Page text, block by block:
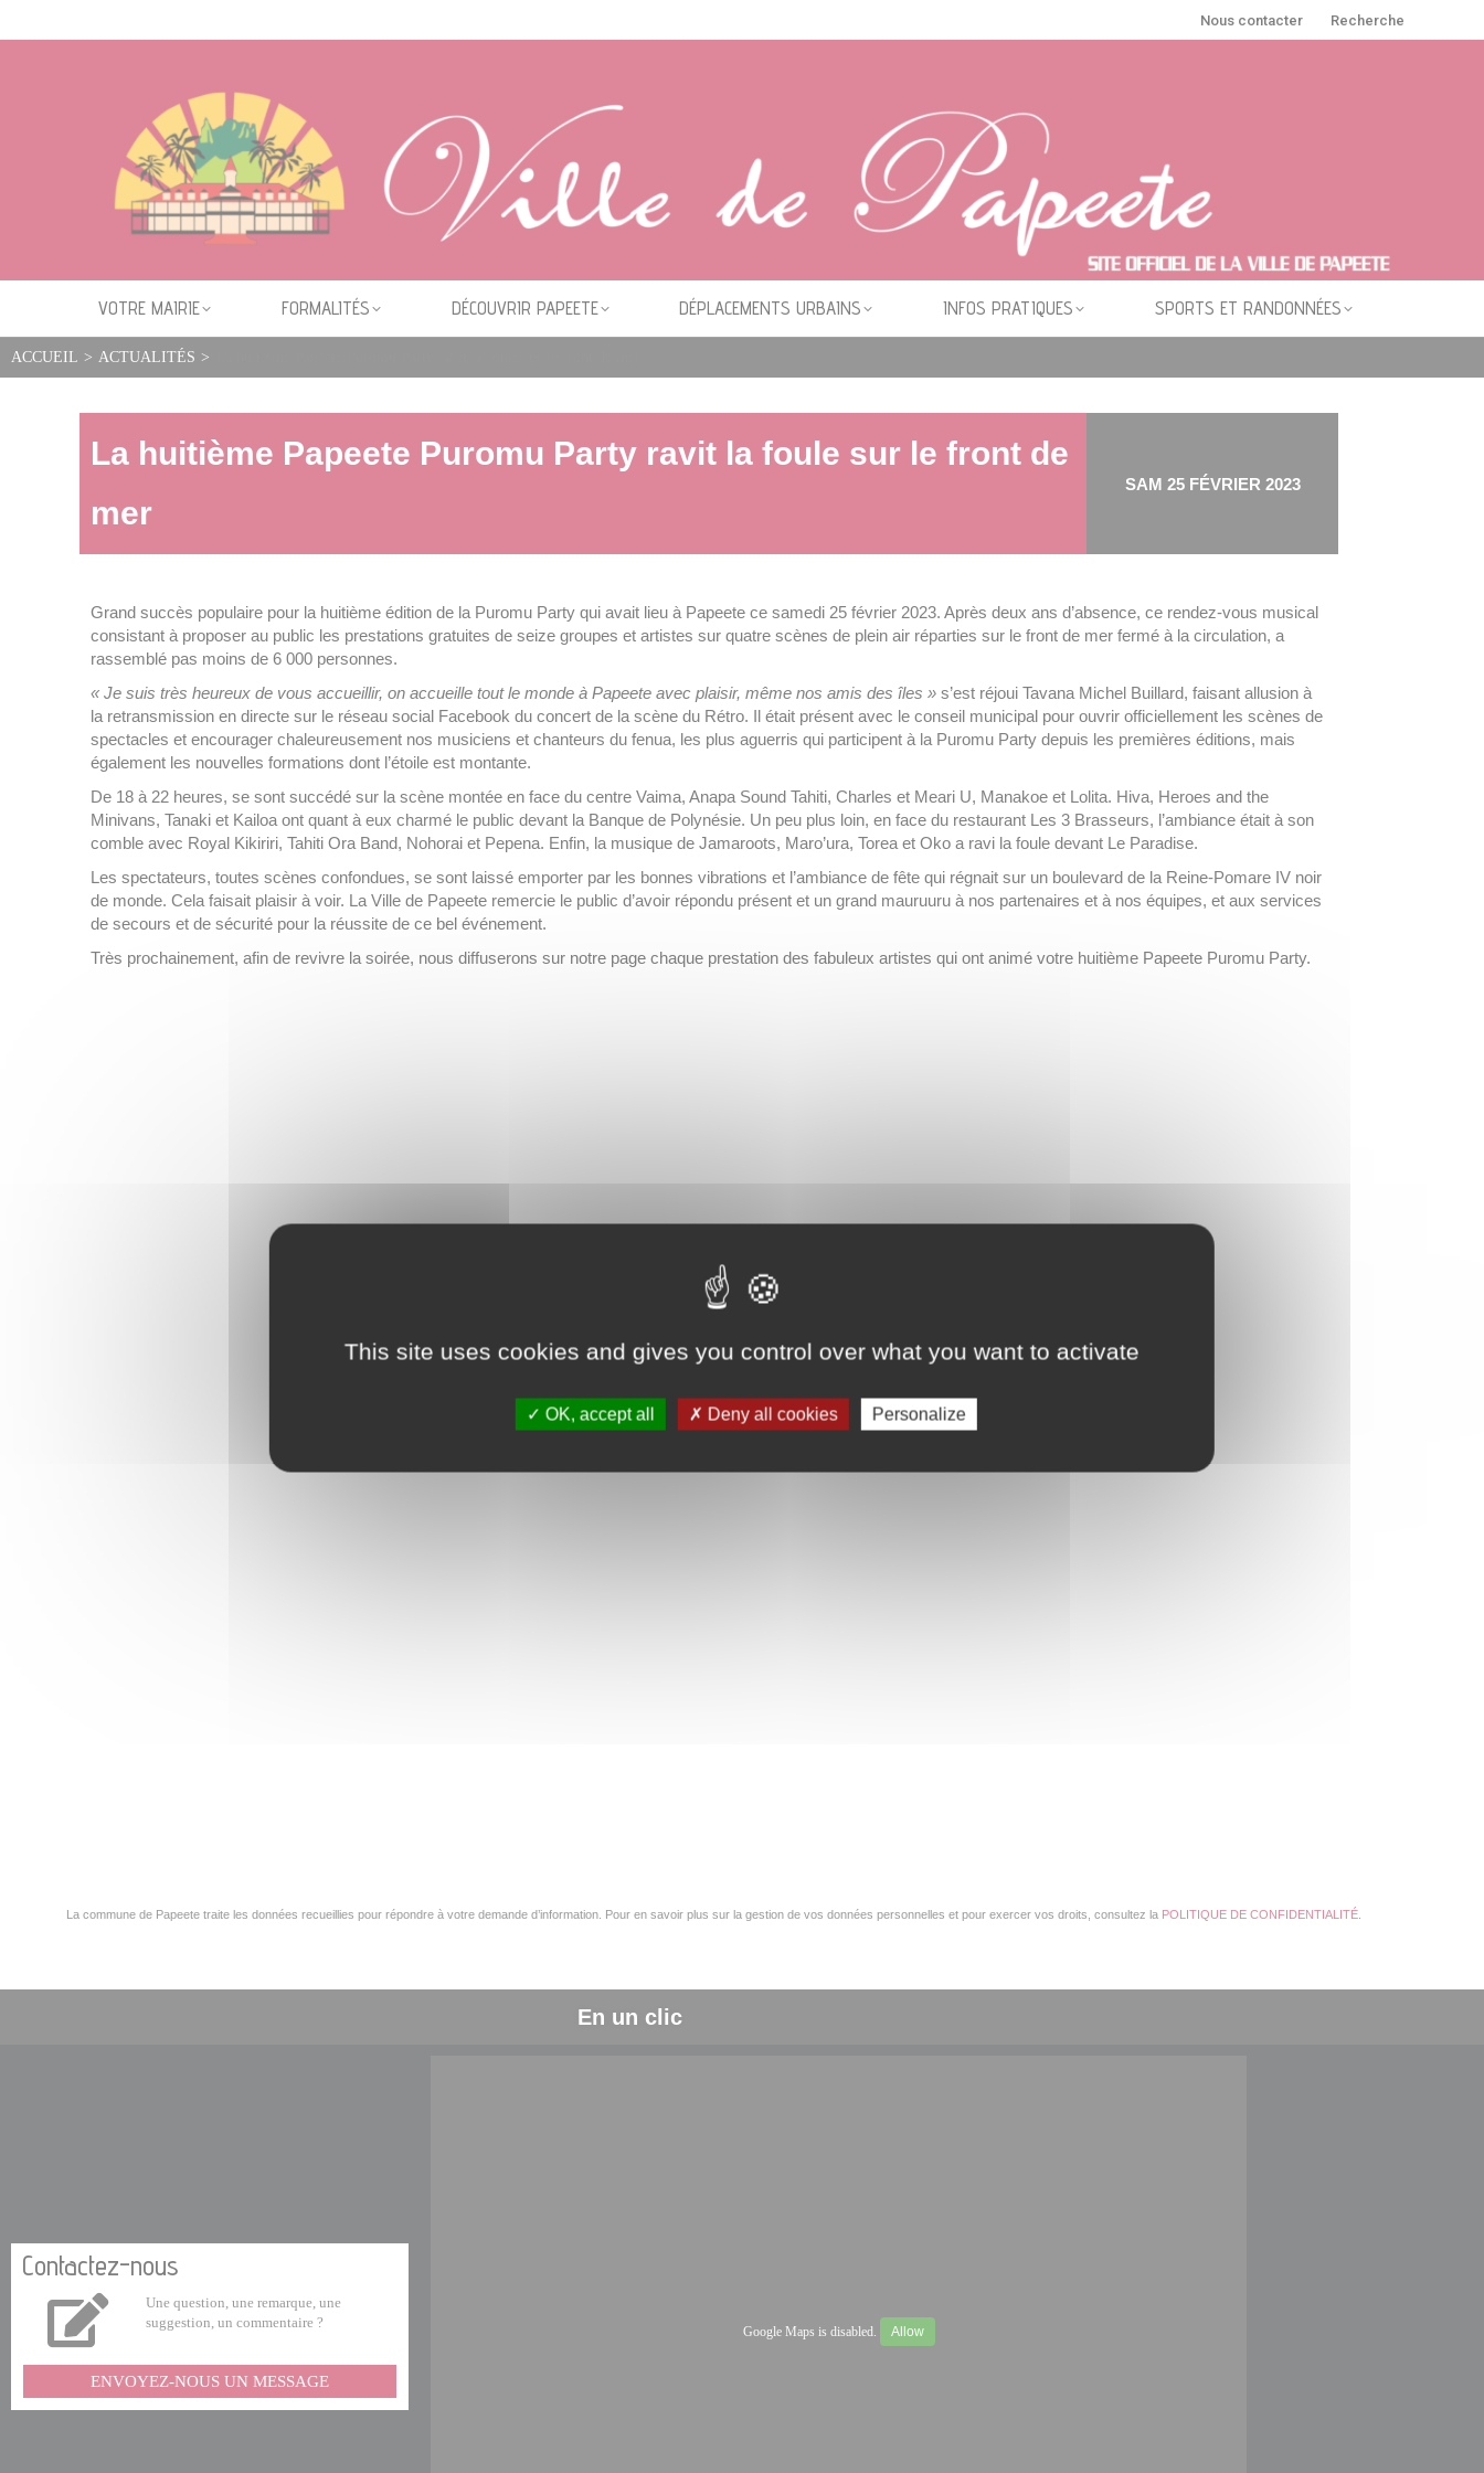
Nous contacter Recherche
VOTRE MAIRIE FORMALITÉS DÉCOUVRIR PAPEETE DÉPLACEMENTS URBAINS INFOS PRATIQUES SPORTS ET RANDONNÉES
ACCUEIL > ACTUALITÉS >
La huitième Papeete Puromu Party ravit la foule sur le front de
mer
SAM 25 FÉVRIER 2023
Grand succès populaire pour la huitième édition de la Puromu Party qui avait lieu à Papeete ce samedi 25 février 2023. Après deux ans d’absence, ce rendez-vous musical
consistant à proposer au public les prestations gratuites de seize groupes et artistes sur quatre scènes de plein air réparties sur le front de mer fermé à la circulation, a
rassemblé pas moins de 6 000 personnes.
« Je suis très heureux de vous accueillir, on accueille tout le monde à Papeete avec plaisir, même nos amis des îles » s’est réjoui Tavana Michel Buillard, faisant allusion à
la retransmission en directe sur le réseau social Facebook du concert de la scène du Rétro. Il était présent avec le conseil municipal pour ouvrir officiellement les scènes de
spectacles et encourager chaleureusement nos musiciens et chanteurs du fenua, les plus aguerris qui participent à la Puromu Party depuis les premières éditions, mais
également les nouvelles formations dont l’étoile est montante.
De 18 à 22 heures, se sont succédé sur la scène montée en face du centre Vaima, Anapa Sound Tahiti, Charles et Meari U, Manakoe et Lolita. Hiva, Heroes and the
Minivans, Tanaki et Kailoa ont quant à eux charmé le public devant la Banque de Polynésie. Un peu plus loin, en face du restaurant Les 3 Brasseurs, l’ambiance était à son
comble avec Royal Kikiriri, Tahiti Ora Band, Nohorai et Pepena. Enfin, la musique de Jamaroots, Maro’ura, Torea et Oko a ravi la foule devant Le Paradise.
Les spectateurs, toutes scènes confondues, se sont laissé emporter par les bonnes vibrations et l’ambiance de fête qui régnait sur un boulevard de la Reine-Pomare IV noir
de monde. Cela faisait plaisir à voir. La Ville de Papeete remercie le public d’avoir répondu présent et un grand mauruuru à nos partenaires et à nos équipes, et aux services
de secours et de sécurité pour la réussite de ce bel événement.
Très prochainement, afin de revivre la soirée, nous diffuserons sur notre page chaque prestation des fabuleux artistes qui ont animé votre huitième Papeete Puromu Party.
La commune de Papeete traite les données recueillies pour répondre à votre demande d’information. Pour en savoir plus sur la gestion de vos données personnelles et pour exercer vos droits, consultez la POLITIQUE DE CONFIDENTIALITÉ
En un clic
Contactez-nous
Une question, une remarque, une
suggestion, un commentaire ?
ENVOYEZ-NOUS UN MESSAGE
Google Maps is disabled. Allow
This site uses cookies and gives you control over what you want to activate
OK, accept all Deny all cookies Personalize